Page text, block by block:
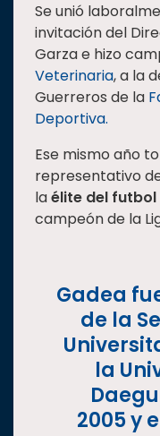
Se unió
invitación del
Garza e hizo
Veterinaria, a la
Guerreros de la
Deportiva.
Ese mismo año
representativo
laélite del
campeón de la
Gadea
de la
la
2005 y